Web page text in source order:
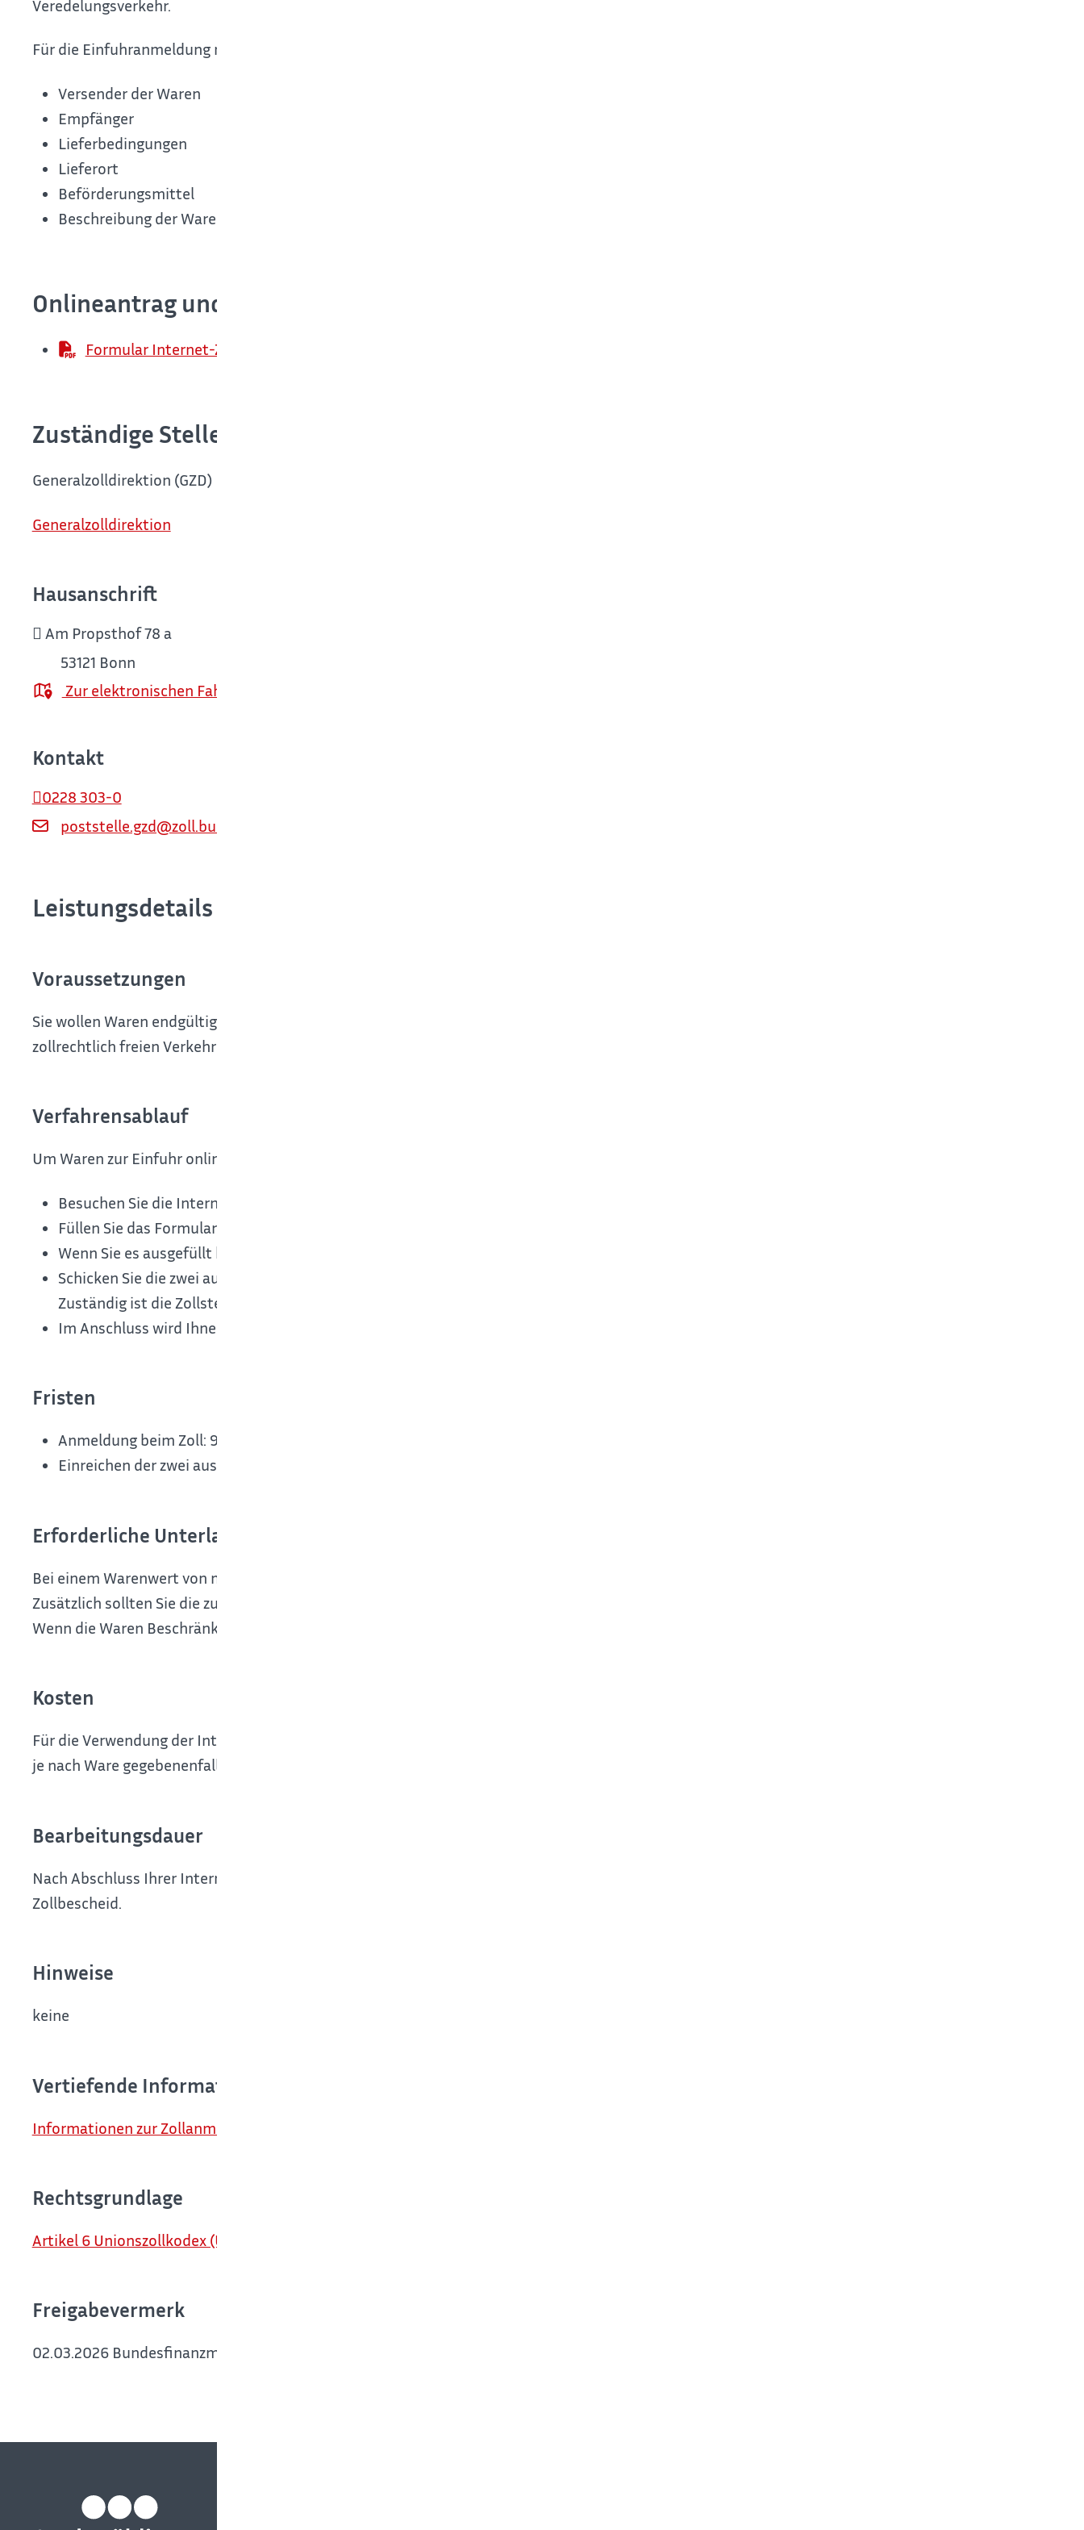
Veredelungsverkehr.
Für die Einfuhranmeldung müssen Sie unter anderem folgende Angaben machen:
Versender der Waren
Empfänger
Lieferbedingungen
Lieferort
Beförderungsmittel
Beschreibung der Ware
Onlineantrag und Formulare
Formular Internet-Zollanmeldung Einfuhr
Zuständige Stelle
Generalzolldirektion (GZD)
Generalzolldirektion
Hausanschrift
Am Propsthof 78 a
53121 Bonn
Zur elektronischen Fahrplanauskunft
Kontakt
0228 303-0
poststelle.gzd@zoll.bund.de
Leistungsdetails
Voraussetzungen
Sie wollen Waren endgültig von außerhalb der Europäischen Union nach Deutschland einführen beziehungsweise in den
zollrechtlich freien Verkehr überführen.
Verfahrensablauf
Um Waren zur Einfuhr online anzumelden, gehen Sie folgendermaßen vor:
Besuchen Sie die Internetseite der Internetzollanmeldung Einfuhr und wählen Sie "Formular Internet-Zollanmeldung Einfuhr" aus.
Füllen Sie das Formular in Ihrem Internetbrowser vollständig aus. Senden Sie es ab.
Wenn Sie es ausgefüllt haben, drucken Sie das Formular zweimal aus und unterschreiben Sie beide Ausführungen.
Schicken Sie die zwei ausgedruckten Exemplare per Post, Fax oder E-Mail an Ihre zuständige Zollstelle oder geben Sie sie dort persönlich ab.
Zuständig ist die Zollstelle, bei der sich die Ware befindet.
Im Anschluss wird Ihnen ein Zollbescheid ausgehändigt. Alternativ kann dieser auch per Post zugestellt werden.
Fristen
Anmeldung beim Zoll: 90 Tage ab Grenzübertritt der Ware
Einreichen der zwei ausgedruckten Exemplare des Formulars: 30 Tage ab Verwendung der Internetzollanmeldung
Erforderliche Unterlagen
Bei einem Warenwert von mehr als EUR 20.000 ist die Abgabe einer schriftlichen Zollwertanmeldung (D.V.1) erforderlich.
Zusätzlich sollten Sie die zur Ware gehörende Handelsrechnung oder eventuell vorhandene Präferenznachweise bereithalten.
Wenn die Waren Beschränkungen unterliegen, müssen Sie die entsprechenden Unterlagen vorlegen.
Kosten
Für die Verwendung der Internetzollanmeldung fallen für Sie keine Kosten an. Davon unabhängig müssen Sie bei der Einfuhr
je nach Ware gegebenenfalls Abgaben (zum Beispiel Zoll, Einfuhrumsatzsteuer, Verbrauchsteuer) zahlen.
Bearbeitungsdauer
Nach Abschluss Ihrer Internetzollanmeldung erhalten Sie in der Regel innerhalb von einem Tag bis 4 Wochen einen
Zollbescheid.
Hinweise
keine
Vertiefende Informationen
Informationen zur Zollanmeldung auf der Internetseite der Zollverwaltung
Rechtsgrundlage
Artikel 6 Unionszollkodex (UZK)
Freigabevermerk
02.03.2026 Bundesfinanzministerium